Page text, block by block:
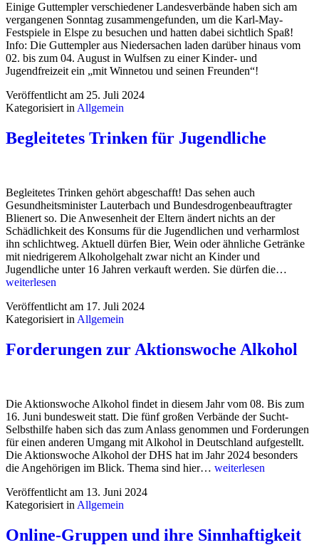
Einige Guttempler verschiedener Landesverbände haben sich am
vergangenen Sonntag zusammengefunden, um die Karl-May-
Festspiele in Elspe zu besuchen und hatten dabei sichtlich Spaß!
Info: Die Guttempler aus Niedersachen laden darüber hinaus vom
02. bis zum 04. August in Wulfsen zu einer Kinder- und
Jugendfreizeit ein „mit Winnetou und seinen Freunden“!
Veröffentlicht am 25. Juli 2024
Kategorisiert in Allgemein
Begleitetes Trinken für Jugendliche
Begleitetes Trinken gehört abgeschafft! Das sehen auch
Gesundheitsminister Lauterbach und Bundesdrogenbeauftragter
Blienert so. Die Anwesenheit der Eltern ändert nichts an der
Schädlichkeit des Konsums für die Jugendlichen und verharmlost
ihn schlichtweg. Aktuell dürfen Bier, Wein oder ähnliche Getränke
mit niedrigerem Alkoholgehalt zwar nicht an Kinder und
Jugendliche unter 16 Jahren verkauft werden. Sie dürfen die…
weiterlesen
Veröffentlicht am 17. Juli 2024
Kategorisiert in Allgemein
Forderungen zur Aktionswoche Alkohol
Die Aktionswoche Alkohol findet in diesem Jahr vom 08. Bis zum
16. Juni bundesweit statt. Die fünf großen Verbände der Sucht-
Selbsthilfe haben sich das zum Anlass genommen und Forderungen
für einen anderen Umgang mit Alkohol in Deutschland aufgestellt.
Die Aktionswoche Alkohol der DHS hat im Jahr 2024 besonders
die Angehörigen im Blick. Thema sind hier… Forderungen
weiterlesen
Veröffentlicht am 13. Juni 2024
Kategorisiert in Allgemein
Online-Gruppen und ihre Sinnhaftigkeit